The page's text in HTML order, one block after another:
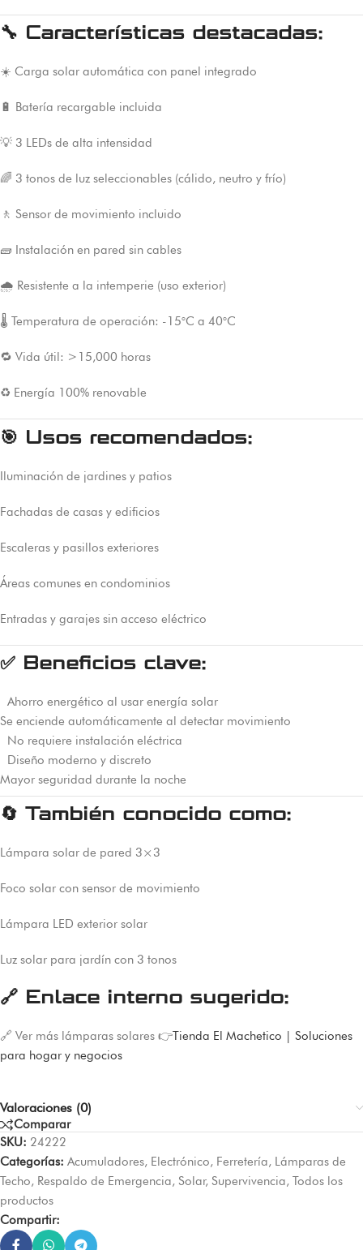
🔧 Características destacadas:
☀️ Carga solar automática con panel integrado
🔋 Batería recargable incluida
💡 3 LEDs de alta intensidad
🌈 3 tonos de luz seleccionables (cálido, neutro y frío)
🚶 Sensor de movimiento incluido
🧱 Instalación en pared sin cables
🌧️ Resistente a la intemperie (uso exterior)
🌡️ Temperatura de operación: -15°C a 40°C
🔁 Vida útil: >15,000 horas
♻️ Energía 100% renovable
🎯 Usos recomendados:
Iluminación de jardines y patios
Fachadas de casas y edificios
Escaleras y pasillos exteriores
Áreas comunes en condominios
Entradas y garajes sin acceso eléctrico
✅ Beneficios clave:
Ahorro energético al usar energía solar
Se enciende automáticamente al detectar movimiento
No requiere instalación eléctrica
Diseño moderno y discreto
Mayor seguridad durante la noche
🔄 También conocido como:
Lámpara solar de pared 3×3
Foco solar con sensor de movimiento
Lámpara LED exterior solar
Luz solar para jardín con 3 tonos
🔗 Enlace interno sugerido:
🔗 Ver más lámparas solares 👉Tienda El Machetico | Soluciones
para hogar y negocios
Valoraciones (0)
Comparar
SKU: 24222
Categorías: Acumuladores, Electrónico, Ferretería, Lámparas de
Techo, Respaldo de Emergencia, Solar, Supervivencia, Todos los
productos
Compartir: